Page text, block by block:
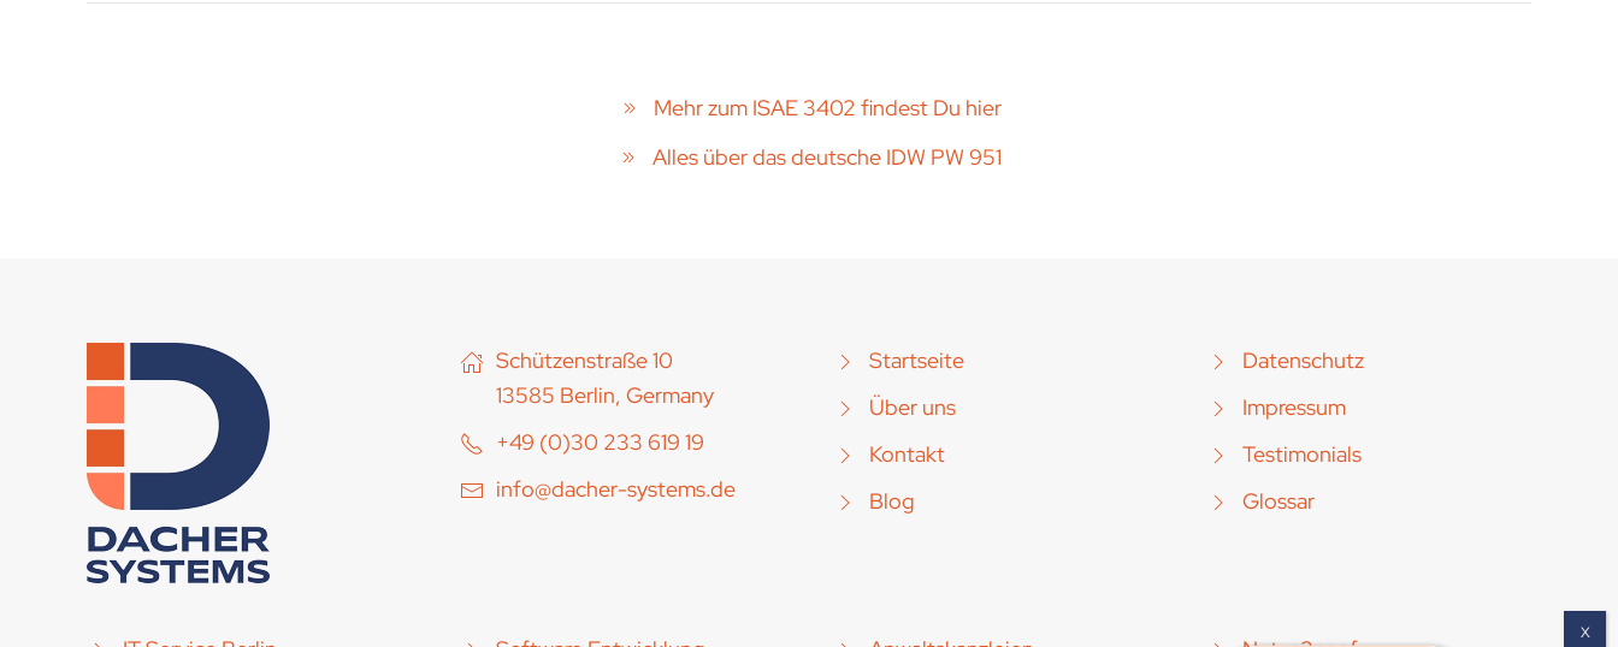
Mehr zum ISAE 3402 findest Du hier
Alles über das deutsche IDW PW 951
Schützenstraße 10
13585 Berlin, Germany
+49 (0)30 233 619 19
info@dacher-systems.de
Startseite
Über uns
Kontakt
Blog
Datenschutz
Impressum
Testimonials
Glossar